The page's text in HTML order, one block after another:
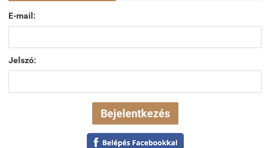
E-mail:
Jelszó: